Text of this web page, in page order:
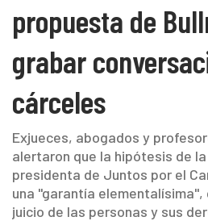
propuesta de
grabar
cárceles
Exjueces, abogados y
alertaron que la hipótesis de
presidenta de Juntos por el
una "garantía elementalísima",
juicio de las personas y sus